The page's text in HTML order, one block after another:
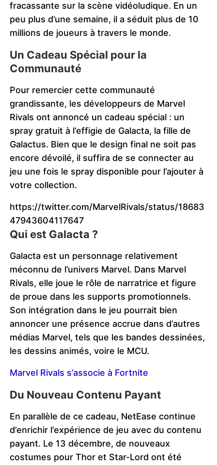
fracassante sur la scène vidéoludique. En un
peu plus d’une semaine, il a séduit plus de 10
millions de joueurs à travers le monde.
Un Cadeau Spécial pour la
Communauté
Pour remercier cette communauté
grandissante, les développeurs de Marvel
Rivals ont annoncé un cadeau spécial : un
spray gratuit à l’effigie de Galacta, la fille de
Galactus. Bien que le design final ne soit pas
encore dévoilé, il suffira de se connecter au
jeu une fois le spray disponible pour l’ajouter à
votre collection.
https://twitter.com/MarvelRivals/status/18683
47943604117647
Qui est Galacta ?
Galacta est un personnage relativement
méconnu de l’univers Marvel. Dans Marvel
Rivals, elle joue le rôle de narratrice et figure
de proue dans les supports promotionnels.
Son intégration dans le jeu pourrait bien
annoncer une présence accrue dans d’autres
médias Marvel, tels que les bandes dessinées,
les dessins animés, voire le MCU.
Marvel Rivals s’associe à Fortnite
Du Nouveau Contenu Payant
En parallèle de ce cadeau, NetEase continue
d’enrichir l’expérience de jeu avec du contenu
payant. Le 13 décembre, de nouveaux
costumes pour Thor et Star-Lord ont été